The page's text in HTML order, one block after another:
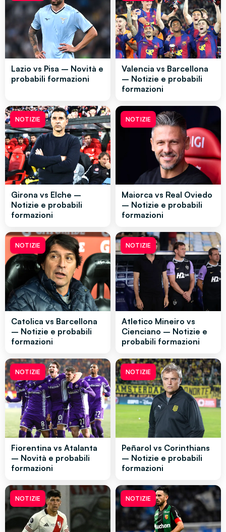
Lazio vs Pisa – Novità e
probabili formazioni
Valencia vs Barcellona
– Notizie e probabili
formazioni
NOTIZIE
Girona vs Elche –
Notizie e probabili
formazioni
NOTIZIE
Maiorca vs Real Oviedo
– Notizie e probabili
formazioni
NOTIZIE
Catolica vs Barcellona
– Notizie e probabili
formazioni
NOTIZIE
Atletico Mineiro vs
Cienciano – Notizie e
probabili formazioni
NOTIZIE
Fiorentina vs Atalanta
– Novità e probabili
formazioni
NOTIZIE
Peñarol vs Corinthians
– Notizie e probabili
formazioni
NOTIZIE NOTIZIE